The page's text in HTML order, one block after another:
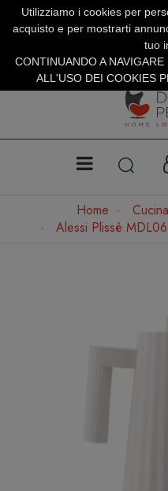
SERVIZIO
SUMMER SALES
Home Cucina
Alessi Plissè
Utilizziamo i cookies per
acquisto e per mostrarti
tuo
CONTINUANDO A
ALL'USO DEI COOKIES